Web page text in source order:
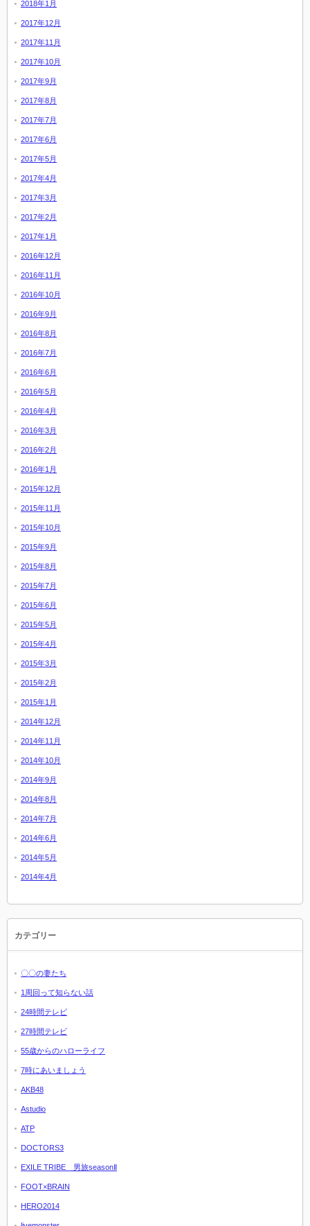
2018年1月
2017年12月
2017年11月
2017年10月
2017年9月
2017年8月
2017年7月
2017年6月
2017年5月
2017年4月
2017年3月
2017年2月
2017年1月
2016年12月
2016年11月
2016年10月
2016年9月
2016年8月
2016年7月
2016年6月
2016年5月
2016年4月
2016年3月
2016年2月
2016年1月
2015年12月
2015年11月
2015年10月
2015年9月
2015年8月
2015年7月
2015年6月
2015年5月
2015年4月
2015年3月
2015年2月
2015年1月
2014年12月
2014年11月
2014年10月
2014年9月
2014年8月
2014年7月
2014年6月
2014年5月
2014年4月
カテゴリー
〇〇の妻たち
1周回って知らない話
24時間テレビ
27時間テレビ
55歳からのハローライフ
7時にあいましょう
AKB48
Astudio
ATP
DOCTORS3
EXILE TRIBE 男旅seasonⅡ
FOOT×BRAIN
HERO2014